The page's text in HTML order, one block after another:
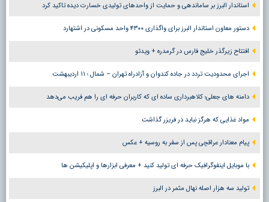
استاندار البرز بر ساماندهی و حمایت از واحدهای تولیدی خسارت دیده تاکید کرد
دستور معاون استاندار البرز برای واگذاری ۴۳۰۰ واحد مسکونی در اشتهارد
افتتاح زیرگذر خلیج فارس در گرمدره + ویدئو
اجرای محدودیت تردد در جاده کندوان و آزادراه تهران – شمال ؛ ١١ اردیبهشت
دامنه های جعلی؛ کلاهبرداری ساده ای که کاربران حرفه ای را هم فریب می‌دهد
مواد غذایی که هرگز نباید در فریزر گذاشت
پیام معنادار عراقچی پس از سفر به روسیه + عکس
با موبایل اینفوگرافیک حرفه ای تولید کنید + معرفی ابزارها و اپلیکیشن ها
تولید سه هزار اصله نهال مثمر در البرز